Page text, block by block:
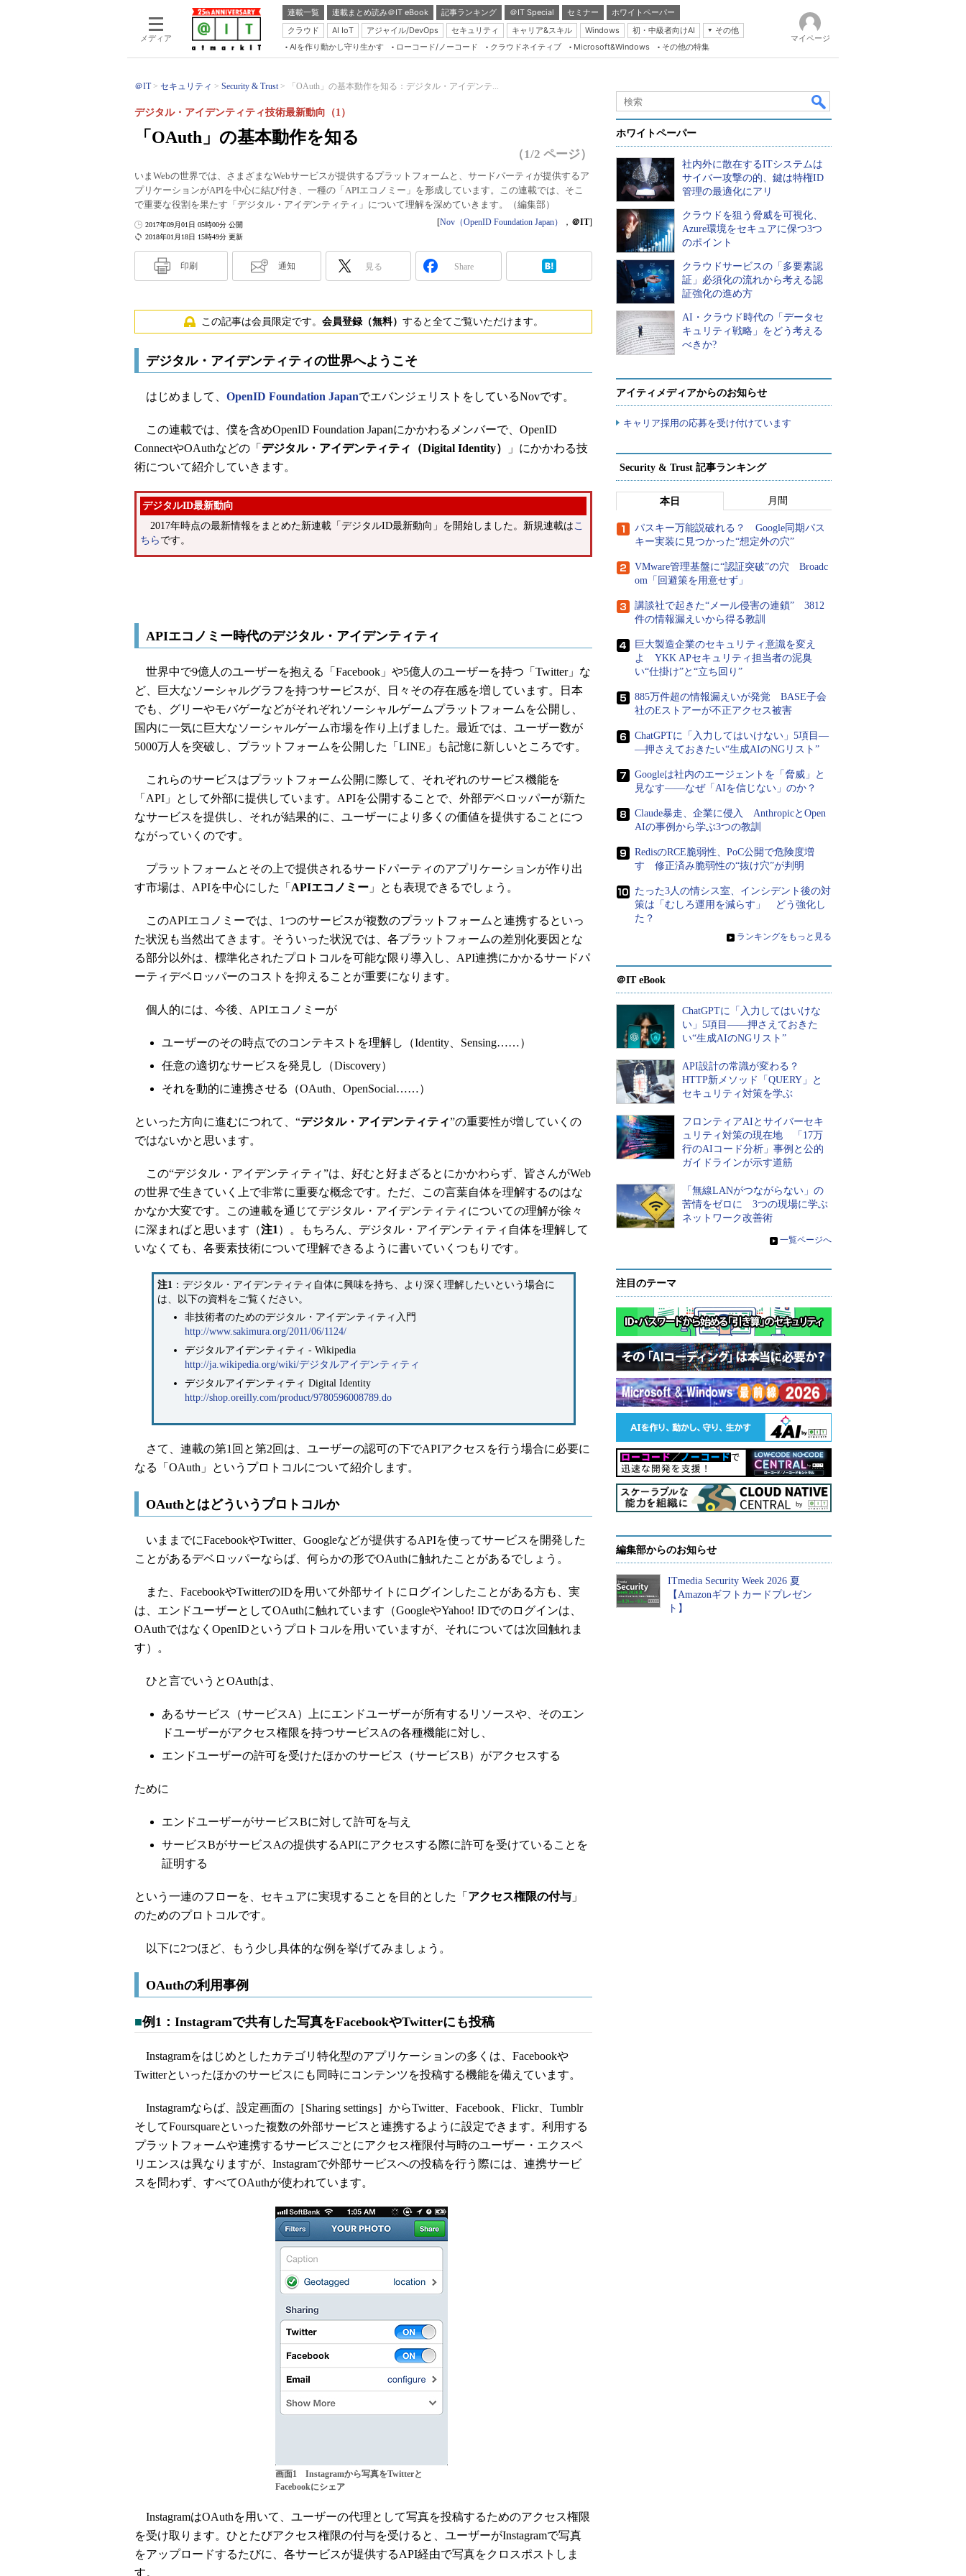
メディア
連載一覧 連載まとめ読み＠IT eBook 記事ランキング ＠IT Special セミナー
ホワイトペーパー
クラウド
AI IoT アジャイル/DevOps セキュリティ キャリア&スキル Windows 初・中級者向けAI
その他
Server & Storage
Database Expert
Linux ＆ OSS
Master of IP Network
ブログ
AIを作り動かし守り生かす ローコード/ノーコード クラウドネイティブ Microsoft&Windows その他の特集
マイページ
＠IT セキュリティ Security & Trust 「OAuth」の基本動作を知る：デジタル・アイデンテ...
「OAuth」の基本動作を知る
デジタル・アイデンティティ技術最新動向（1）
（1/2 ページ）
いまWebの世界では、さまざまなWebサービスが提供するプラットフォームと、サードパーティが提供するア
プリケーションがAPIを中心に結び付き、一種の「APIエコノミー」を形成しています。この連載では、そこ
で重要な役割を果たす「デジタル・アイデンティティ」について理解を深めていきます。（編集部）
2018年01月18日 15時49分 更新
2017年09月01日 05時00分 公開 [Nov（OpenID Foundation Japan） ， ＠IT]
印刷 通知 見る Share
この記事は会員限定です。 会員登録（無料） すると全てご覧いただけます。
デジタル・アイデンティティの世界へようこそ
はじめまして、 OpenID Foundation JapanでエバンジェリストをしているNovです。
この連載では、僕を含めOpenID Foundation Japanにかかわるメンバーで、OpenID
ConnectやOAuthなどの「 デジタル・アイデンティティ（Digital Identity）
」にかかわる技
術について紹介していきます。
デジタルID最新動向
2017年時点の最新情報をまとめた新連載「デジタルID最新動向」を開始しました。新規連載はこ
ちら です。
APIエコノミー時代のデジタル・アイデンティティ
世界中で9億人のユーザーを抱える「Facebook」や5億人のユーザーを持つ「Twitter」な
ど、巨大なソーシャルグラフを持つサービスが、日々その存在感を増しています。日本
でも、グリーやモバゲーなどがそれぞれソーシャルゲームプラットフォームを公開し、
国内に一気に巨大なソーシャルゲーム市場を作り上げました。最近では、ユーザー数が
5000万人を突破し、プラットフォームを公開した「LINE」も記憶に新しいところです。
これらのサービスはプラットフォーム公開に際して、それぞれのサービス機能を
「API」として外部に提供しています。APIを公開することで、外部デベロッパーが新た
なサービスを提供し、それが結果的に、ユーザーにより多くの価値を提供することにつ
ながっていくのです。
プラットフォームとその上で提供されるサードパーティのアプリケーションが作り出
す市場は、APIを中心にした「 APIエコノミー 」とも表現できるでしょう。
このAPIエコノミーでは、1つのサービスが複数のプラットフォームと連携するといっ
た状況も当然出てきます。そういった状況では、各プラットフォームの差別化要因とな
る部分以外は、標準化されたプロトコルを可能な限り導入し、API連携にかかるサードパ
ーティデベロッパーのコストを抑えることが重要になります。
個人的には、今後、APIエコノミーが
ユーザーのその時点でのコンテキストを理解し（Identity、Sensing……）
任意の適切なサービスを発見し（Discovery）
それを動的に連携させる（OAuth、OpenSocial……）
といった方向に進むにつれて、“デジタル・アイデンティティ”の重要性が増していくの
ではないかと思います。
この“デジタル・アイデンティティ”は、好むと好まざるとにかかわらず、皆さんがWeb
の世界で生きていく上で非常に重要な概念です。ただ、この言葉自体を理解するのはな
かなか大変です。この連載を通じてデジタル・アイデンティティについての理解が徐々
に深まればと思います（注1 ）。もちろん、デジタル・アイデンティティ自体を理解して
いなくても、各要素技術について理解できるように書いていくつもりです。
注1：デジタル・アイデンティティ自体に興味を持ち、より深く理解したいという場合に
は、以下の資料をご覧ください。
非技術者のためのデジタル・アイデンティティ入門
http://www.sakimura.org/2011/06/1124/
デジタルアイデンティティ - Wikipedia
http://ja.wikipedia.org/wiki/デジタルアイデンティティ
デジタルアイデンティティ Digital Identity
http://shop.oreilly.com/product/9780596008789.do
さて、連載の第1回と第2回は、ユーザーの認可の下でAPIアクセスを行う場合に必要に
なる「OAuth」というプロトコルについて紹介します。
OAuthとはどういうプロトコルか
いままでにFacebookやTwitter、Googleなどが提供するAPIを使ってサービスを開発した
ことがあるデベロッパーならば、何らかの形でOAuthに触れたことがあるでしょう。
また、FacebookやTwitterのIDを用いて外部サイトにログインしたことがある方も、実
は、エンドユーザーとしてOAuthに触れています（GoogleやYahoo! IDでのログインは、
OAuthではなくOpenIDというプロトコルを用いていますが、それについては次回触れま
す）。
ひと言でいうとOAuthは、
あるサービス（サービスA）上にエンドユーザーが所有するリソースや、そのエン
ドユーザーがアクセス権限を持つサービスAの各種機能に対し、
エンドユーザーの許可を受けたほかのサービス（サービスB）がアクセスする
ために
エンドユーザーがサービスBに対して許可を与え
サービスBがサービスAの提供するAPIにアクセスする際に許可を受けていることを
証明する
という一連のフローを、セキュアに実現することを目的とした「 アクセス権限の付与 」
のためのプロトコルです。
以下に2つほど、もう少し具体的な例を挙げてみましょう。
OAuthの利用事例
■例1：Instagramで共有した写真をFacebookやTwitterにも投稿
Instagramをはじめとしたカテゴリ特化型のアプリケーションの多くは、Facebookや
Twitterといったほかのサービスにも同時にコンテンツを投稿する機能を備えています。
Instagramならば、設定画面の［Sharing settings］からTwitter、Facebook、Flickr、Tumblr
そしてFoursquareといった複数の外部サービスと連携するように設定できます。利用する
プラットフォームや連携するサービスごとにアクセス権限付与時のユーザー・エクスペ
リエンスは異なりますが、Instagramで外部サービスへの投稿を行う際には、連携サービ
スを問わず、すべてOAuthが使われています。
画面1 Instagramから写真をTwitterと
Facebookにシェア
InstagramはOAuthを用いて、ユーザーの代理として写真を投稿するためのアクセス権限
を受け取ります。ひとたびアクセス権限の付与を受けると、ユーザーがInstagramで写真
をアップロードするたびに、各サービスが提供するAPI経由で写真をクロスポストしま
す。
ホワイトペーパー
社内外に散在するITシステムは
サイバー攻撃の的、鍵は特権ID
管理の最適化にアリ
クラウドを狙う脅威を可視化、
Azure環境をセキュアに保つ3つ
のポイント
クラウドサービスの「多要素認
証」必須化の流れから考える認
証強化の進め方
AI・クラウド時代の「データセ
キュリティ戦略」をどう考える
べきか?
アイティメディアからのお知らせ
キャリア採用の応募を受け付けています
Security & Trust 記事ランキング
本日 月間
パスキー万能説破れる？ Google同期パス
キー実装に見つかった“想定外の穴”
VMware管理基盤に“認証突破”の穴 Broadc
om「回避策を用意せず」
講談社で起きた“メール侵害の連鎖” 3812
件の情報漏えいから得る教訓
巨大製造企業のセキュリティ意識を変え
よ YKK APセキュリティ担当者の泥臭
い“仕掛け”と“立ち回り”
885万件超の情報漏えいが発覚 BASE子会
社のEストアーが不正アクセス被害
ChatGPTに「入力してはいけない」5項目―
―押さえておきたい“生成AIのNGリスト”
Googleは社内のエージェントを「脅威」と
見なす――なぜ「AIを信じない」のか？
Claude暴走、企業に侵入 AnthropicとOpen
AIの事例から学ぶ3つの教訓
RedisのRCE脆弱性、PoC公開で危険度増
す 修正済み脆弱性の“抜け穴”が判明
たった3人の情シス室、インシデント後の対
策は「むしろ運用を減らす」 どう強化し
た？
» ランキングをもっと見る
＠IT eBook
ChatGPTに「入力してはいけな
い」5項目――押さえておきた
い“生成AIのNGリスト”
API設計の常識が変わる？
HTTP新メソッド「QUERY」と
セキュリティ対策を学ぶ
フロンティアAIとサイバーセキ
ュリティ対策の現在地 「17万
行のAIコード分析」事例と公的
ガイドラインが示す道筋
「無線LANがつながらない」の
苦情をゼロに 3つの現場に学ぶ
ネットワーク改善術
» 一覧ページへ
注目のテーマ
編集部からのお知らせ
ITmedia Security Week 2026 夏
【Amazonギフトカードプレゼン
ト】